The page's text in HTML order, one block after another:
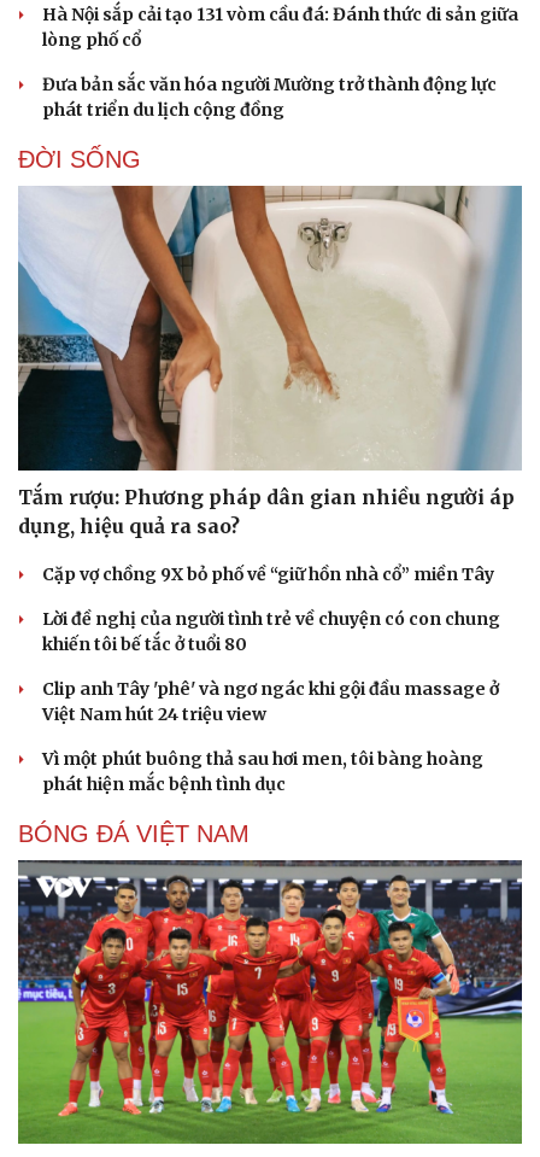
Sức khỏe
Cây thuốc
Sản phụ khoa
Nhi khoa
Nam khoa
Phòng mạch online
Nhà đẹp
Blog
Hà Nội sắp cải tạo 131 vòm cầu đá: Đánh thức di sản giữa
lòng phố cổ
Đưa bản sắc văn hóa người Mường trở thành động lực
phát triển du lịch cộng đồng
ĐỜI SỐNG
Tắm rượu: Phương pháp dân gian nhiều người áp
dụng, hiệu quả ra sao?
Cặp vợ chồng 9X bỏ phố về “giữ hồn nhà cổ” miền Tây
Lời đề nghị của người tình trẻ về chuyện có con chung
khiến tôi bế tắc ở tuổi 80
Clip anh Tây 'phê' và ngơ ngác khi gội đầu massage ở
Việt Nam hút 24 triệu view
Vì một phút buông thả sau hơi men, tôi bàng hoàng
phát hiện mắc bệnh tình dục
BÓNG ĐÁ VIỆT NAM